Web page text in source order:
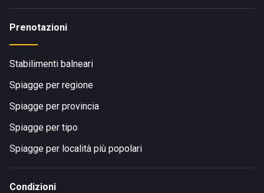
Prenotazioni
Stabilimenti balneari
Spiagge per regione
Spiagge per provincia
Spiagge per tipo
Spiagge per località più popolari
Condizioni